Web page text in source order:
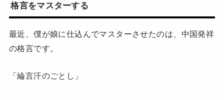
格言をマスターする
最近、僕が娘に仕込んでマスターさせたのは、中国発祥
の格言です。
「綸言汗のごとし」